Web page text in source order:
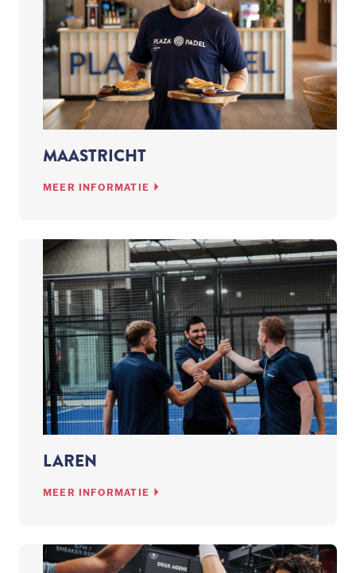
MAASTRICHT
MEER INFORMATIE
LAREN
MEER INFORMATIE